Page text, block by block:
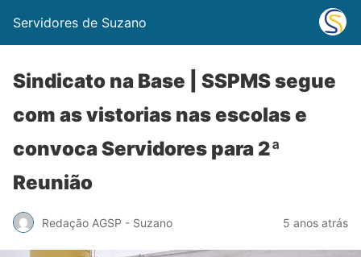
Servidores de Suzano
Sindicato na Base | SSPMS segue
com as vistorias nas escolas e
convoca Servidores para 2ª
Reunião
Redação AGSP - Suzano 5 anos atrás